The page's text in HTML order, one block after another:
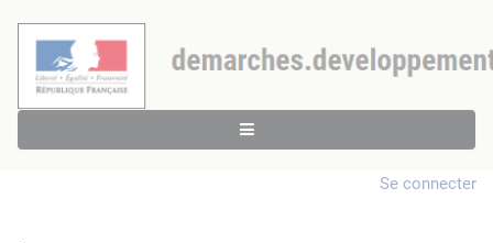
Se connecter